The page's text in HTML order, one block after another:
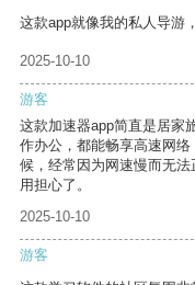
这款app就像我的私人导游
2025-10-10
游客
这款加速器app简直是居家
作办公，都能畅享高速网
候，经常因为网速慢而无
用担心了。
2025-10-10
游客